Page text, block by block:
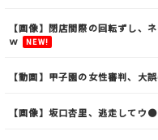
【画像】閉店間際の回転ずし、
ｗ
NEW!
【動画】甲子園の女性審判、大
【画像】坂口杏里、逃走してウ